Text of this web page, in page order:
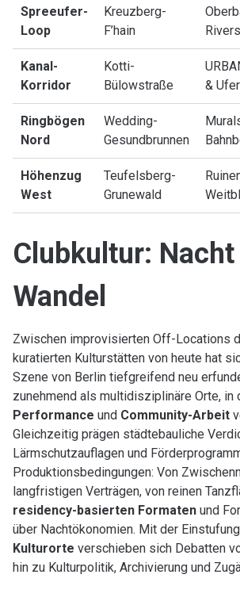
Spreeufer-
Loop
Kreuzberg-
F’hain
Kanal-
Korridor
Kotti-
Bülowstraße
&
Ringbögen
Nord
Wedding-
Gesundbrunnen
Höhenzug
West
Teufelsberg-
Grunewald
Clubkultur:
Wandel
Zwischen improvisierten Off-Locations
kuratierten Kulturstätten von heute hat
Szene von Berlin tiefgreifend neu
zunehmend als multidisziplinäre Orte, in
Performance und Community-Arbeit
Gleichzeitig prägen städtebauliche
Lärmschutzauflagen und
Produktionsbedingungen: Von
langfristigen Verträgen, von reinen
residency-basierten Formatenund
über Nachtökonomien. Mit der
Kulturorte verschieben sich Debatten
hin zu Kulturpolitik, Archivierung und